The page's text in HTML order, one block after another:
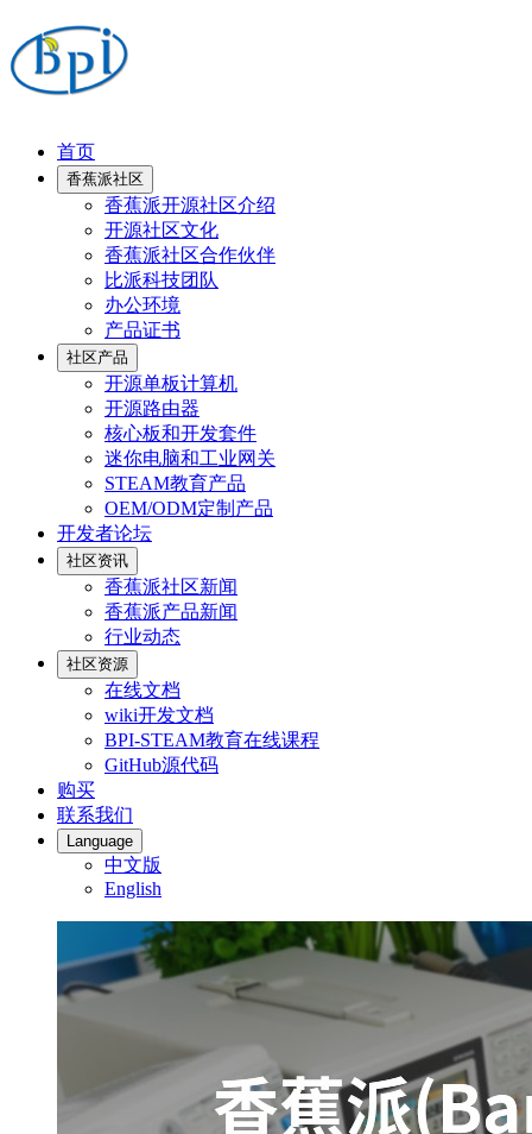
首页
香蕉派社区
香蕉派开源社区介绍
开源社区文化
香蕉派社区合作伙伴
比派科技团队
办公环境
产品证书
社区产品
开源单板计算机
开源路由器
核心板和开发套件
迷你电脑和工业网关
STEAM教育产品
OEM/ODM定制产品
开发者论坛
社区资讯
香蕉派社区新闻
香蕉派产品新闻
行业动态
社区资源
在线文档
wiki开发文档
BPI-STEAM教育在线课程
GitHub源代码
购买
联系我们
Language
中文版
English